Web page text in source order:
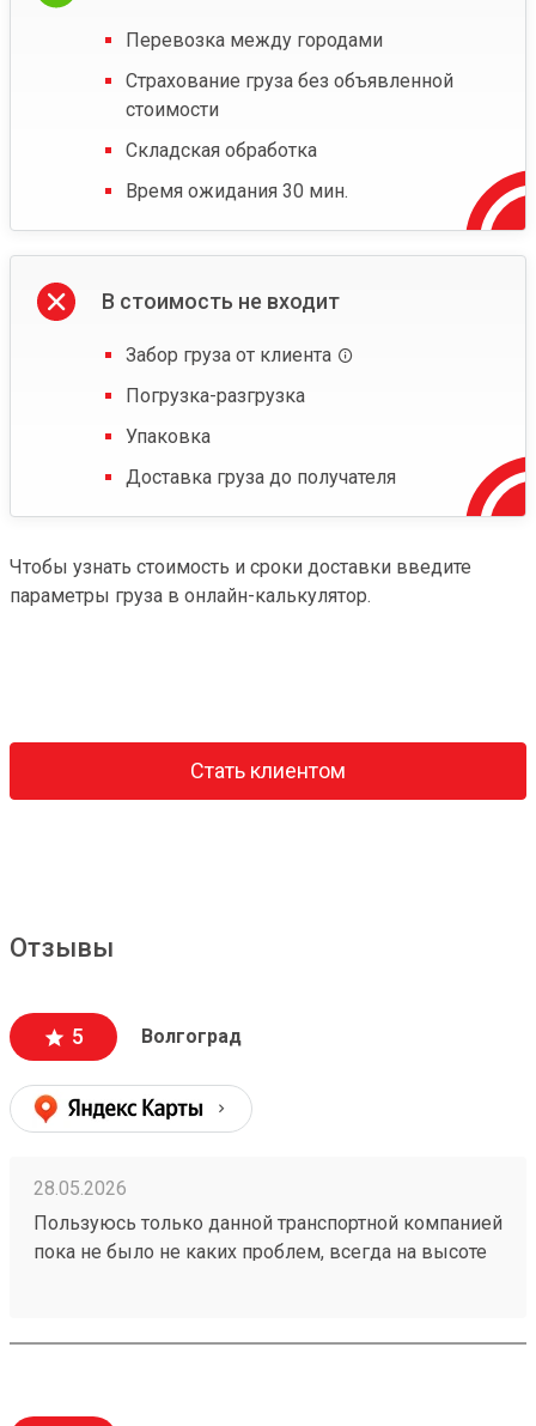
Перевозка между городами
Страхование груза без объявленной
стоимости
Складская обработка
Время ожидания 30 мин.
В стоимость не входит
Забор груза от клиента
Погрузка-разгрузка
Упаковка
Доставка груза до получателя
Чтобы узнать стоимость и сроки доставки введите
параметры груза в онлайн-калькулятор.
Стать клиентом
Отзывы
5 Волгоград
28.05.2026
Пользуюсь только данной транспортной компанией
пока не было не каких проблем, всегда на высоте